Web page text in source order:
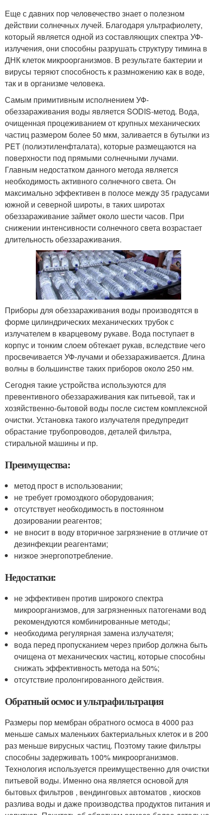
Еще с давних пор человечество знает о полезном
действии солнечных лучей. Благодаря ультрафиолету,
который является одной из составляющих спектра УФ-
излучения, они способны разрушать структуру тимина в
ДНК клеток микроорганизмов. В результате бактерии и
вирусы теряют способность к размножению как в воде,
так и в организме человека.
Самым примитивным исполнением УФ-
обеззараживания воды является SODIS-метод. Вода,
очищенная процеживанием от крупных механических
частиц размером более 50 мкм, заливается в бутылки из
PET (полиэтиленфталата), которые размещаются на
поверхности под прямыми солнечными лучами.
Главным недостатком данного метода является
необходимость активного солнечного света. Он
максимально эффективен в полосе между 35 градусами
южной и северной широты, в таких широтах
обеззараживание займет около шести часов. При
снижении интенсивности солнечного света возрастает
длительность обеззараживания.
Приборы для обеззараживания воды производятся в
форме цилиндрических механических трубок с
излучателем в кварцевому рукаве. Вода поступает в
корпус и тонким слоем обтекает рукав, вследствие чего
просвечивается УФ-лучами и обеззараживается. Длина
волны в большинстве таких приборов около 250 нм.
Сегодня такие устройства используются для
превентивного обеззараживания как питьевой, так и
хозяйственно-бытовой воды после систем комплексной
очистки. Установка такого излучателя предупредит
обрастание трубопроводов, деталей фильтра,
стиральной машины и пр.
Преимущества:
метод прост в использовании;
не требует громоздкого оборудования;
отсутствует необходимость в постоянном
дозировании реагентов;
не вносит в воду вторичное загрязнение в отличие от
дезинфекции реагентами;
низкое энергопотребление.
Недостатки:
не эффективен против широкого спектра
микроорганизмов, для загрязненных патогенами вод
рекомендуются комбинированные методы;
необходима регулярная замена излучателя;
вода перед пропусканием через прибор должна быть
очищена от механических частиц, которые способны
снижать эффективность метода на 50%;
отсутствие пролонгированного действия.
Обратный осмос и ультрафильтрация
Размеры пор мембран обратного осмоса в 4000 раз
меньше самых маленьких бактериальных клеток и в 200
раз меньше вирусных частиц. Поэтому такие фильтры
способны задерживать 100% микроорганизмов.
Технология используется преимущественно для очистки
питьевой воды. Именно она является основой для
бытовых фильтров , вендинговых автоматов , киосков
разлива воды и даже производства продуктов питания и